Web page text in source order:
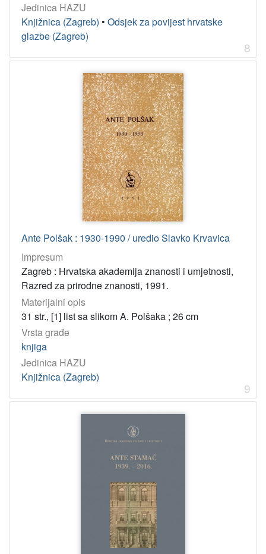
Jedinica HAZU
Knjižnica (Zagreb) • Odsjek za povijest hrvatske
glazbe (Zagreb)
8
Ante Polšak : 1930-1990 / uredio Slavko Krvavica
Impresum
Zagreb : Hrvatska akademija znanosti i umjetnosti,
Razred za prirodne znanosti, 1991.
Materijalni opis
31 str., [1] list sa slikom A. Polšaka ; 26 cm
Vrsta građe
knjiga
Jedinica HAZU
Knjižnica (Zagreb)
9